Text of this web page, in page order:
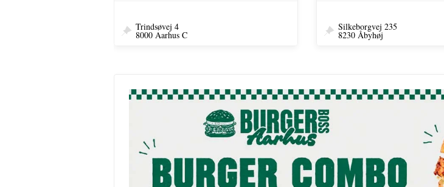
Trindsøvej 4
8000 Aarhus C
Silkeborgvej 235
8230 Åbyhøj